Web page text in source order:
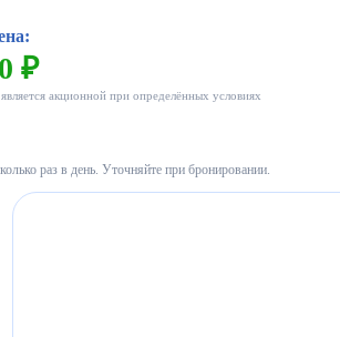
₽
акционной при определённых условиях
раз в день. Уточняйте при бронировании.